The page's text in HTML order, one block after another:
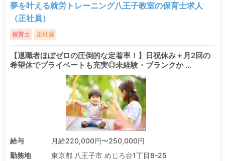
夢を叶える就労トレーニング八王子教室の保育士求人
（正社員）
保育士 正社員
【退職者ほぼゼロの圧倒的な定着率！】日祝休み＋月2回の
希望休でプライベートも充実◎未経験・ブランクか ...
給与
月給220,000円〜250,000円
勤務地
東京都 八王子市 めじろ台1丁目8-25